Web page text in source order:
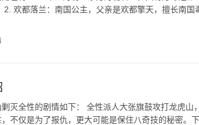
欢都落兰：南国公主，父亲是欢都擎天，擅长南国
灭全性的剧情如下： 全性派人大张旗鼓攻打龙虎山
不仅是为了报仇，更大可能是保住八奇技的秘密。